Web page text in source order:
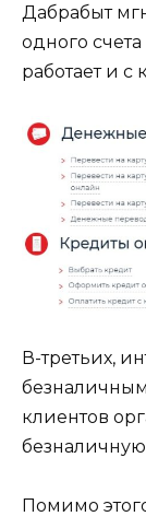
Дабрабыт
одного
работает и с
В-третьих,
клиентов
безналичную
Помимо